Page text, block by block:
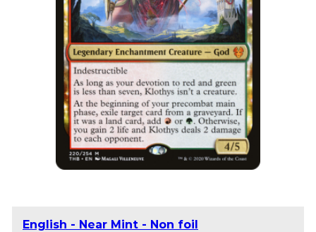
English - Near Mint - Non foil